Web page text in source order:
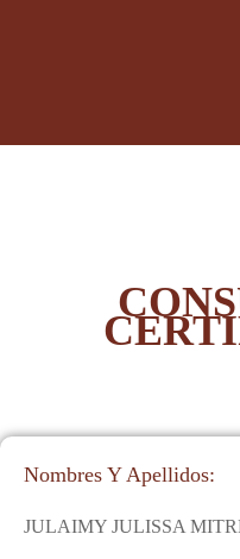
Nombres Y Apellidos:
JULAIMY JULISSA